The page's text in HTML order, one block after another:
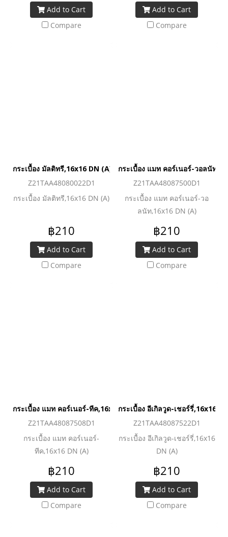
Add to Cart
Compare
Add to Cart
Compare
กระเบื้อง มัลติทรี,16x16 DN (A)
Z21TAA48080022D1
กระเบื้อง มัลติทรี,16x16 DN (A)
฿210
Add to Cart
Compare
กระเบื้อง แมท คอร์เนอร์-วอลนัท
Z21TAA48087500D1
กระเบื้อง แมท คอร์เนอร์-วอ
ลนัท,16x16 DN (A)
฿210
Add to Cart
Compare
กระเบื้อง แมท คอร์เนอร์-ทีค,16x16 DN (A)
Z21TAA48087508D1
กระเบื้อง แมท คอร์เนอร์-
ทีค,16x16 DN (A)
฿210
Add to Cart
Compare
กระเบื้อง อีเกิลวูด-เชอร์รี่,16x16
Z21TAA48087522D1
กระเบื้อง อีเกิลวูด-เชอร์รี่,16x16
DN (A)
฿210
Add to Cart
Compare